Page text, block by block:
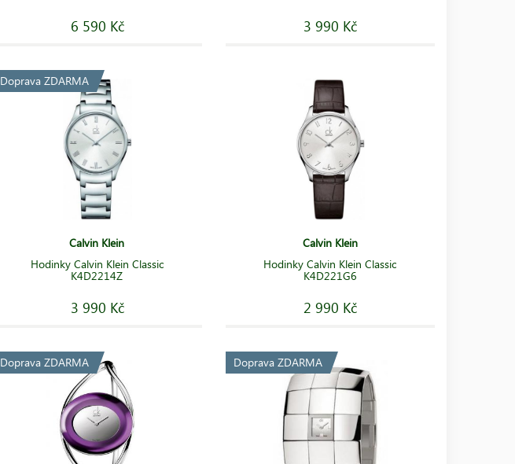
6 590 Kč 3 990 Kč
Doprava ZDARMA
Calvin Klein
Hodinky Calvin Klein Classic
K4D2214Z
3 990 Kč
Calvin Klein
Hodinky Calvin Klein Classic
K4D221G6
2 990 Kč
Doprava ZDARMA Doprava ZDARMA